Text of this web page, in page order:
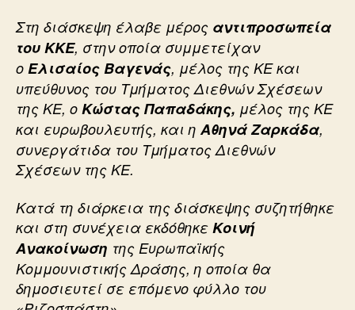
Στη διάσκεψη έλαβε μέρος αντιπροσωπεία
του ΚΚΕ, στην οποία συμμετείχαν
ο Ελισαίος Βαγενάς, μέλος της ΚΕ και
υπεύθυνος του Τμήματος Διεθνών Σχέσεων
της ΚΕ, ο Κώστας Παπαδάκης, μέλος της ΚΕ
και ευρωβουλευτής, και η Αθηνά Ζαρκάδα,
συνεργάτιδα του Τμήματος Διεθνών
Σχέσεων της ΚΕ.
Κατά τη διάρκεια της διάσκεψης συζητήθηκε
και στη συνέχεια εκδόθηκε Κοινή
Ανακοίνωση της Ευρωπαϊκής
Κομμουνιστικής Δράσης, η οποία θα
δημοσιευτεί σε επόμενο φύλλο του